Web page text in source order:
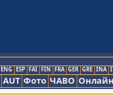
ENG ESP FAI FIN FRA GER GRE INA
AUT Фото ЧАВО